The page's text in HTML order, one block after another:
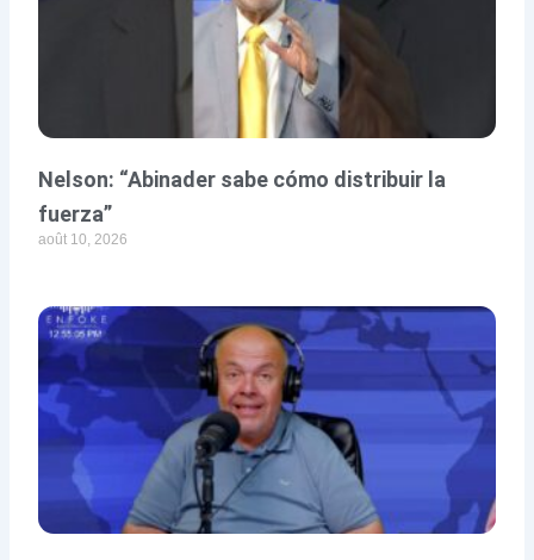
Nelson: “Abinader sabe cómo distribuir la
fuerza”
août 10, 2026